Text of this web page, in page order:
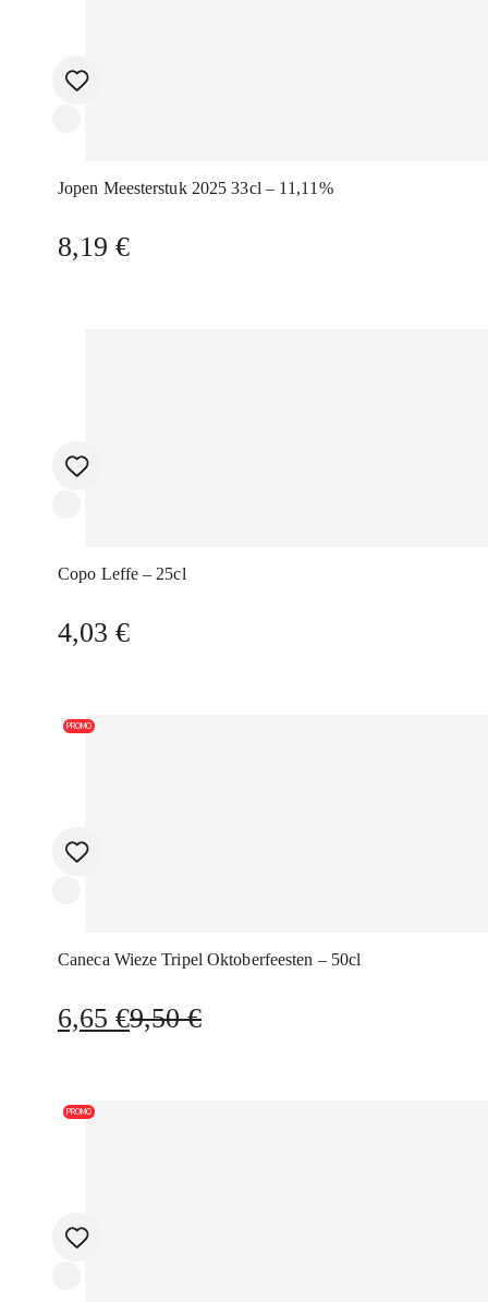
Jopen Meesterstuk 2025 33cl – 11,11%
8,19 €
Copo Leffe – 25cl
4,03 €
PROMO
Caneca Wieze Tripel Oktoberfeesten – 50cl
9,50€
O
era:
6,65 €
O
é:
PROMO